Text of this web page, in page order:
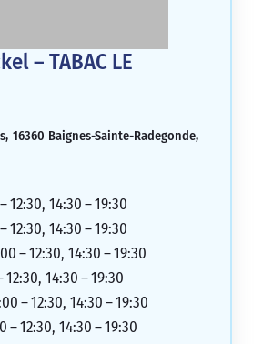
– TABAC LE
16360 Baignes-Sainte-Radegonde,
12:30, 14:30 – 19:30
12:30, 14:30 – 19:30
– 12:30, 14:30 – 19:30
12:30, 14:30 – 19:30
– 12:30, 14:30 – 19:30
– 12:30, 14:30 – 19:30